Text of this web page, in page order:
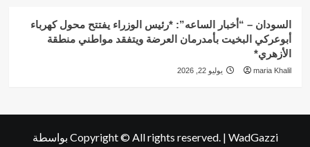
السودان – “أخبار الساعه”: *رئيس الوزراء يفتتح محول كهرباء
أبوعركي البخيت بأمدرمان العرضة ويتفقد مواطني منطقة
الأزهري*
maria Khalil يوليو 22, 2026
Copyright © All rights reserved. | WadGazzi بواسطة